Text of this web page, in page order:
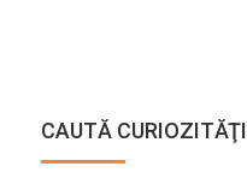
CAUTĂ CURIOZITĂŢI